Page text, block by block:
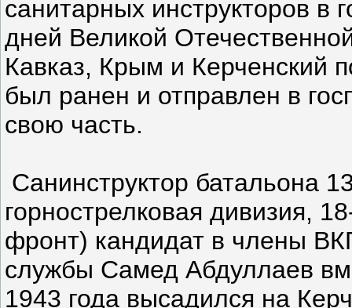
санитарных инструкторов в
дней Великой
Кавказ, Крым и Керченский
был ранен и отправлен в
свою часть.
Санинструктор батальона
горнострелковая дивизия,
фронт) кандидат в члены
службы Самед Абдуллаев
1943 года высадился на